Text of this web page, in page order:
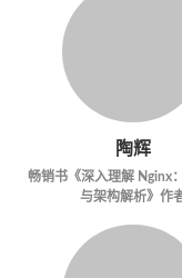
陶辉
畅销书《深入理解 Nginx
与架构解析》作